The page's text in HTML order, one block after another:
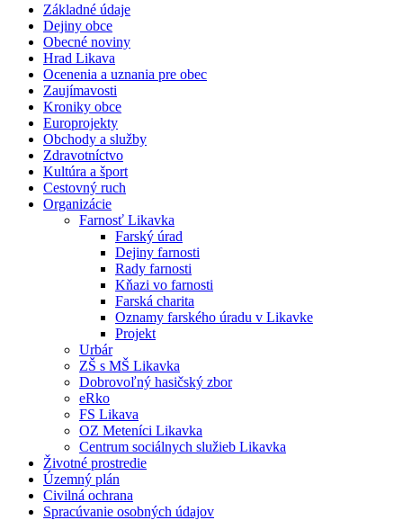
Základné údaje
Dejiny obce
Obecné noviny
Hrad Likava
Ocenenia a uznania pre obec
Zaujímavosti
Kroniky obce
Europrojekty
Obchody a služby
Zdravotníctvo
Kultúra a šport
Cestovný ruch
Organizácie
Farnosť Likavka
Farský úrad
Dejiny farnosti
Rady farnosti
Kňazi vo farnosti
Farská charita
Oznamy farského úradu v Likavke
Projekt
Urbár
ZŠ s MŠ Likavka
Dobrovoľný hasičský zbor
eRko
FS Likava
OZ Meteníci Likavka
Centrum sociálnych služieb Likavka
Životné prostredie
Územný plán
Civilná ochrana
Spracúvanie osobných údajov